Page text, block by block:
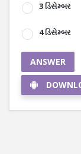
3 ડિસેમ્બર
4 ડિસેમ્બર
ANSWER